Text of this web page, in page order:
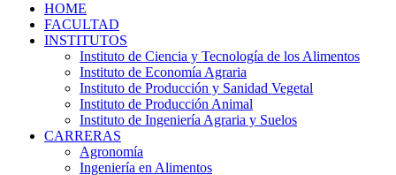
HOME
FACULTAD
INSTITUTOS
Instituto de Ciencia y Tecnología de los Alimentos
Instituto de Economía Agraria
Instituto de Producción y Sanidad Vegetal
Instituto de Producción Animal
Instituto de Ingeniería Agraria y Suelos
CARRERAS
Agronomía
Ingeniería en Alimentos